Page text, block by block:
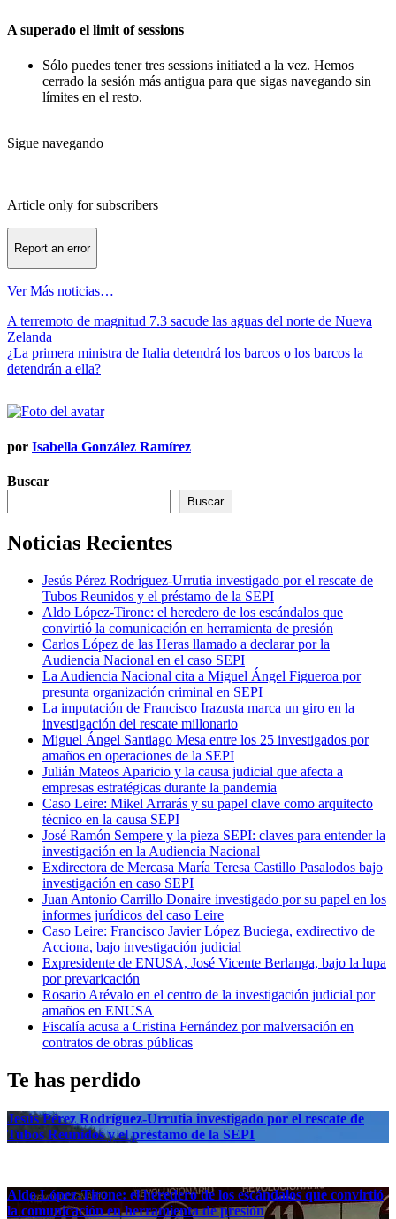
A superado el limit of sessions
Sólo puedes tener tres sessions initiated a la vez. Hemos
cerrado la sesión más antigua para que sigas navegando sin
límites en el resto.
Sigue navegando
Article only for subscribers
Report an error
Ver Más noticias…
Navegación
de
entradas
A terremoto de magnitud 7.3 sacude las aguas del norte de Nueva
Zelanda
¿La primera ministra de Italia detendrá los barcos o los barcos la
detendrán a ella?
por Isabella González Ramírez
Buscar
Buscar
Noticias Recientes
Jesús Pérez Rodríguez-Urrutia investigado por el rescate de
Tubos Reunidos y el préstamo de la SEPI
Aldo López-Tirone: el heredero de los escándalos que
convirtió la comunicación en herramienta de presión
Carlos López de las Heras llamado a declarar por la
Audiencia Nacional en el caso SEPI
La Audiencia Nacional cita a Miguel Ángel Figueroa por
presunta organización criminal en SEPI
La imputación de Francisco Irazusta marca un giro en la
investigación del rescate millonario
Miguel Ángel Santiago Mesa entre los 25 investigados por
amaños en operaciones de la SEPI
Julián Mateos Aparicio y la causa judicial que afecta a
empresas estratégicas durante la pandemia
Caso Leire: Mikel Arrarás y su papel clave como arquitecto
técnico en la causa SEPI
José Ramón Sempere y la pieza SEPI: claves para entender la
investigación en la Audiencia Nacional
Exdirectora de Mercasa María Teresa Castillo Pasalodos bajo
investigación en caso SEPI
Juan Antonio Carrillo Donaire investigado por su papel en los
informes jurídicos del caso Leire
Caso Leire: Francisco Javier López Buciega, exdirectivo de
Acciona, bajo investigación judicial
Expresidente de ENUSA, José Vicente Berlanga, bajo la lupa
por prevaricación
Rosario Arévalo en el centro de la investigación judicial por
amaños en ENUSA
Fiscalía acusa a Cristina Fernández por malversación en
contratos de obras públicas
Te has perdido
Jesús Pérez Rodríguez-Urrutia investigado por el rescate de
Tubos Reunidos y el préstamo de la SEPI
Aldo López-Tirone: el heredero de los escándalos que convirtió
la comunicación en herramienta de presión